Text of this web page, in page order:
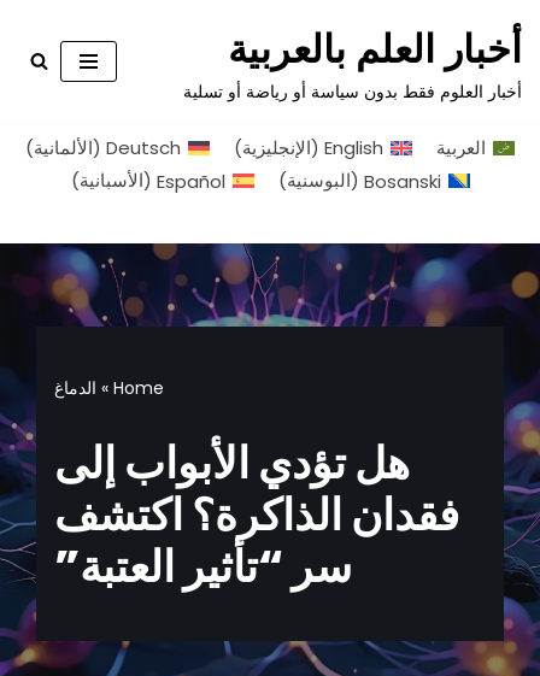
تخطى
إلى
أخبار العلم بالعربية
أخبار العلوم فقط بدون سياسة أو رياضة أو تسلية
العربية English
(الإنجليزية)
Deutsch
(الألمانية)
Bosanski
(البوسنية)
Español
(الأسبانية)
Home
» الدماغ
هل تؤدي الأبواب إلى
فقدان الذاكرة؟ اكتشف
سر “تأثير العتبة”